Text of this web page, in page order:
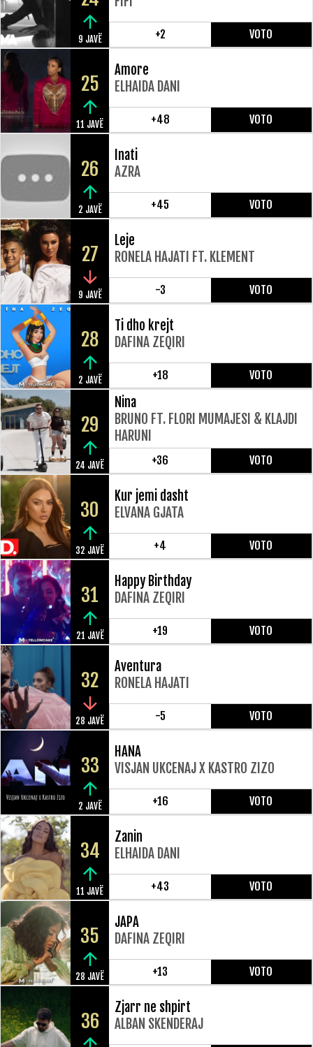
9 JAVË +2 VOTO
25
11 JAVË
Amore
ELHAIDA DANI
+48 VOTO
26
2 JAVË
Inati
AZRA
+45 VOTO
27
9 JAVË
Leje
RONELA HAJATI FT. KLEMENT
-3 VOTO
28
2 JAVË
Ti dho krejt
DAFINA ZEQIRI
+18 VOTO
29
24 JAVË
Nina
BRUNO FT. FLORI MUMAJESI & KLAJDI
HARUNI
+36 VOTO
30
32 JAVË
Kur jemi dasht
ELVANA GJATA
+4 VOTO
31
21 JAVË
Happy Birthday
DAFINA ZEQIRI
+19 VOTO
32
28 JAVË
Aventura
RONELA HAJATI
-5 VOTO
33
2 JAVË
HANA
VISJAN UKCENAJ X KASTRO ZIZO
+16 VOTO
34
11 JAVË
Zanin
ELHAIDA DANI
+43 VOTO
35
28 JAVË
JAPA
DAFINA ZEQIRI
+13 VOTO
36
Zjarr ne shpirt
ALBAN SKENDERAJ